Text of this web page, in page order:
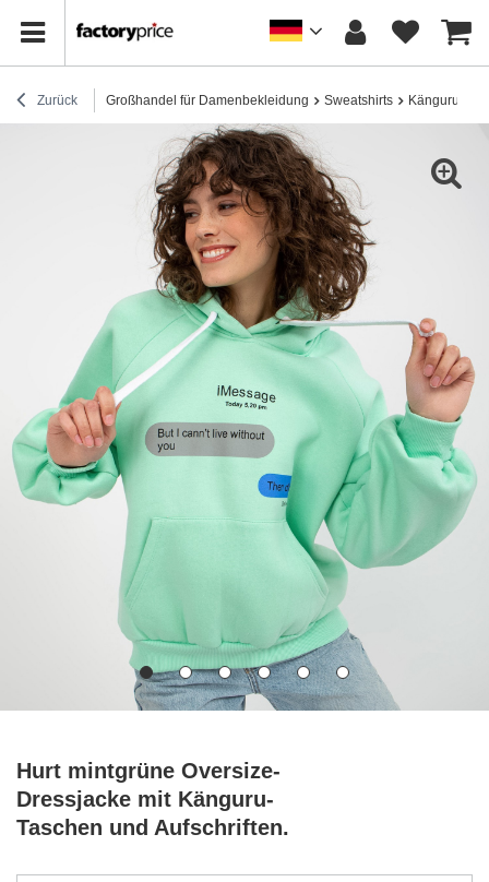
Zurück Großhandel für Damenbekleidung Sweatshirts Känguru-
Hurt mintgrüne Oversize-
Dressjacke mit Känguru-
Taschen und Aufschriften.